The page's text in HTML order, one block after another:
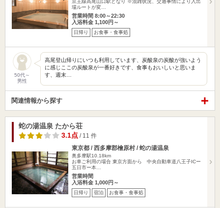
京王線高尾山口駅となり ※混雑状況、交通事情により入出
場ルートが変…
営業時間 8:00～22:30
入浴料金 1,100円～
日帰り お食事・食事処
50代～
男性
高尾登山帰りにいつも利用しています、炭酸泉の炭酸が強いよう
に感じここの炭酸泉が一番好きです、食事もおいしいと思いま
す、週末…
関連情報から探す
蛇の湯温泉 たから荘
3.1点 / 11 件
東京都 / 西多摩郡檜原村 / 蛇の湯温泉
奥多摩駅10.18km
お車ご利用の場合 東京方面から 中央自動車道八王子ICー
五日市ー本…
営業時間
入浴料金 1,000円～
日帰り 宿泊 お食事・食事処